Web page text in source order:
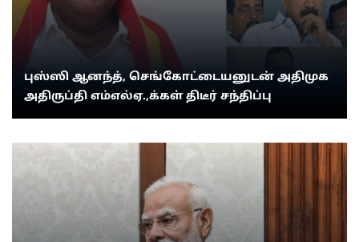
புஸ்ஸி ஆனந்த், செங்கோட்டையனுடன் அதிமுக
அதிருப்தி எம்எல்ஏ.,க்கள் திடீர் சந்திப்பு